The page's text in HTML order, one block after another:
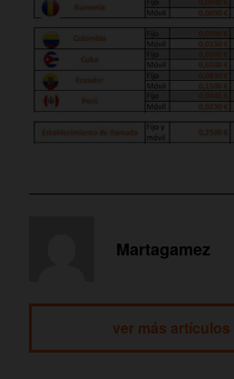
Martagamez
ver más